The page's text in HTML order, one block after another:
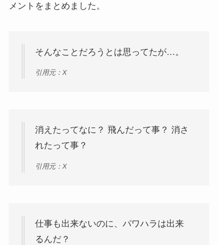
メントをまとめました。
そんなことだろうとは思ってたが…。
引用元：X
消えたってなに？ 飛んだって事？ 消さ
れたって事？
引用元：X
仕事も出来ないのに、パワハラは出来
るんだ？